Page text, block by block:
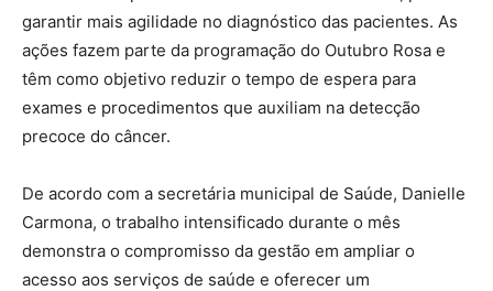
garantir mais agilidade no diagnóstico das pacientes. As
ações fazem parte da programação do Outubro Rosa e
têm como objetivo reduzir o tempo de espera para
exames e procedimentos que auxiliam na detecção
precoce do câncer.
De acordo com a secretária municipal de Saúde, Danielle
Carmona, o trabalho intensificado durante o mês
demonstra o compromisso da gestão em ampliar o
acesso aos serviços de saúde e oferecer um